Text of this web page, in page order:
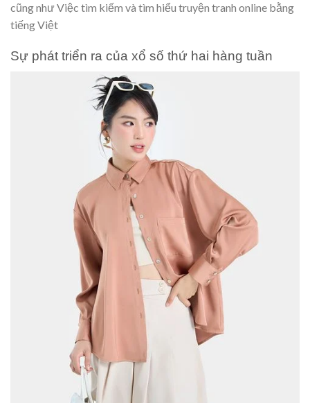
cũng như Việc tìm kiếm và tìm hiểu truyện tranh online bằng
tiếng Việt
Sự phát triển ra của xổ số thứ hai hàng tuần